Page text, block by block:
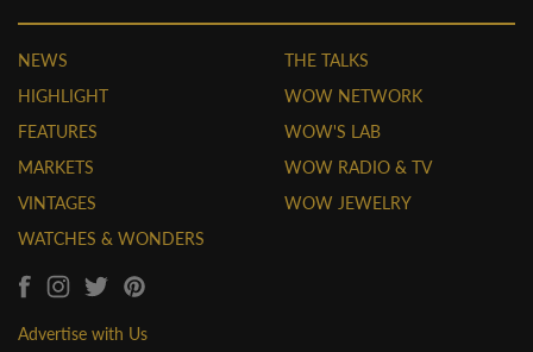
NEWS
HIGHLIGHT
FEATURES
MARKETS
VINTAGES
WATCHES & WONDERS
THE TALKS
WOW NETWORK
WOW'S LAB
WOW RADIO & TV
WOW JEWELRY
Advertise with Us